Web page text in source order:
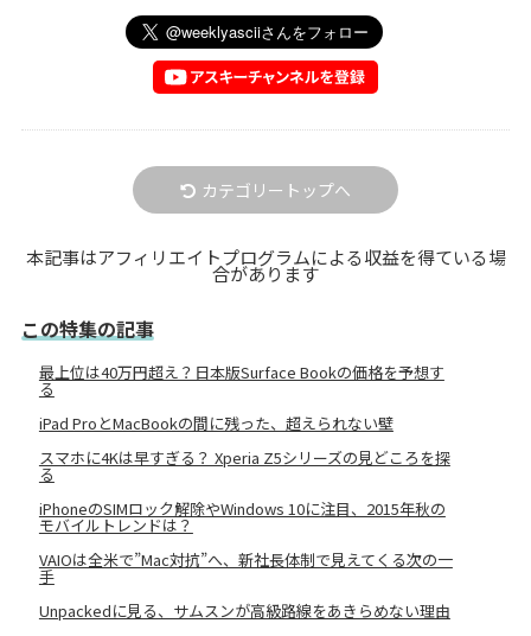
カテゴリートップへ
本記事はアフィリエイトプログラムによる収益を得ている場
合があります
この特集の記事
最上位は40万円超え？日本版Surface Bookの価格を予想す
る
iPad ProとMacBookの間に残った、超えられない壁
スマホに4Kは早すぎる？ Xperia Z5シリーズの見どころを探
る
iPhoneのSIMロック解除やWindows 10に注目、2015年秋の
モバイルトレンドは？
VAIOは全米で”Mac対抗”へ、新社長体制で見えてくる次の一
手
Unpackedに見る、サムスンが高級路線をあきらめない理由